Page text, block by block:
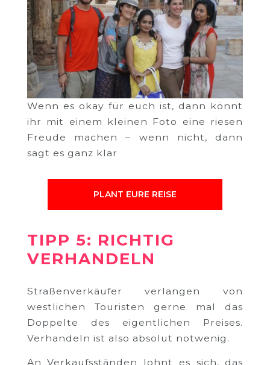
Wenn es okay für euch ist, dann könnt
ihr mit einem kleinen Foto eine riesen
Freude machen – wenn nicht, dann
sagt es ganz klar
PLANT EURE REISE
TIPP 5: RICHTIG
VERHANDELN
Straßenverkäufer verlangen von
westlichen Touristen gerne mal das
Doppelte des eigentlichen Preises.
Verhandeln ist also absolut notwenig.
An Verkaufsständen lohnt es sich, das